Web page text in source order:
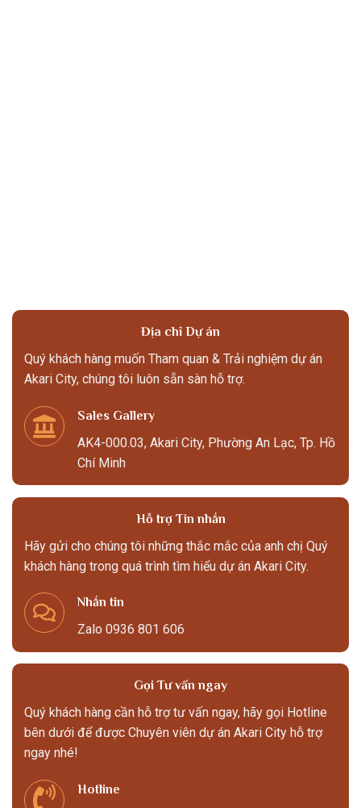
Địa chỉ Dự án
Quý khách hàng muốn Tham quan & Trải nghiệm dự án
Akari City, chúng tôi luôn sẵn sàn hỗ trợ.
Sales Gallery
AK4-000.03, Akari City, Phường An Lạc, Tp. Hồ
Chí Minh
Hỗ trợ Tin nhắn
Hãy gửi cho chúng tôi những thắc mắc của anh chị Quý
khách hàng trong quá trình tìm hiểu dự án Akari City.
Nhắn tin
Zalo 0936 801 606
Gọi Tư vấn ngay
Quý khách hàng cần hỗ trợ tư vấn ngay, hãy gọi Hotline
bên dưới để được Chuyên viên dự án Akari City hỗ trợ
ngay nhé!
Hotline